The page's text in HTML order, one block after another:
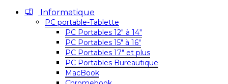
Informatique
PC portable-Tablette
PC Portables 12″ à 14″
PC Portables 15″ à 16″
PC Portables 17″ et plus
PC Portables Bureautique
MacBook